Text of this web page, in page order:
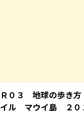
Ｒ０３ 地球の歩き
イル マウイ島 ２０